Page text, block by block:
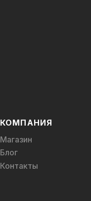
Магазин
Блог
Контакты
КОМПАНИЯ